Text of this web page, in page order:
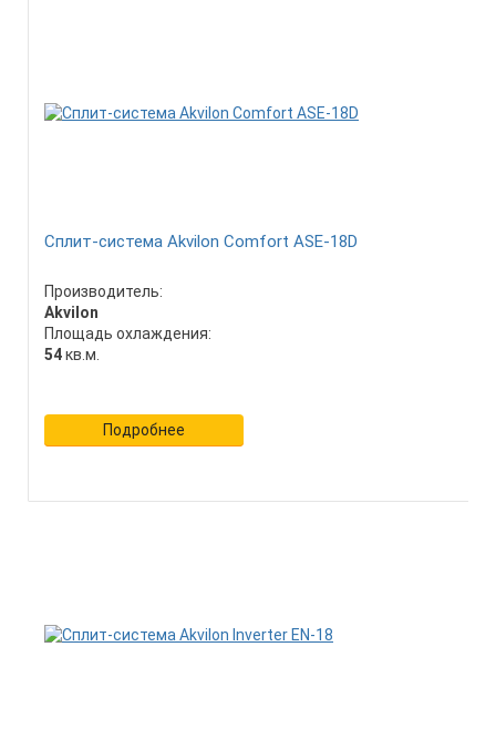
Сплит-система Akvilon Comfort ASE-18D
Производитель:
Akvilon
Площадь охлаждения:
54кв.м.
Подробнее